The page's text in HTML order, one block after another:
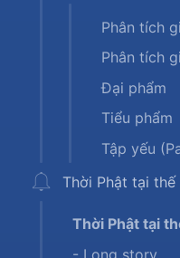
Phân tích
Phân tích
Đại phẩm
Tiểu phẩm
Tập yếu
Thời Phật tại thế
Thời Phật tại
- Long story